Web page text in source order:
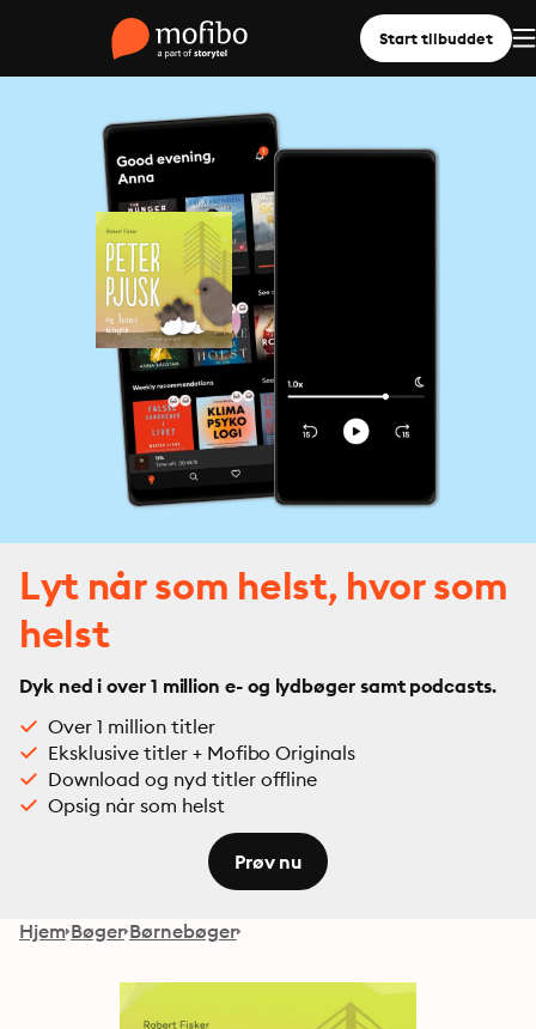
Start tilbuddet
Lyt når som helst, hvor som
helst
Dyk ned i over 1 million e- og lydbøger samt podcasts.
Over 1 million titler
Eksklusive titler + Mofibo Originals
Download og nyd titler offline
Opsig når som helst
Prøv nu
Hjem Bøger Børnebøger